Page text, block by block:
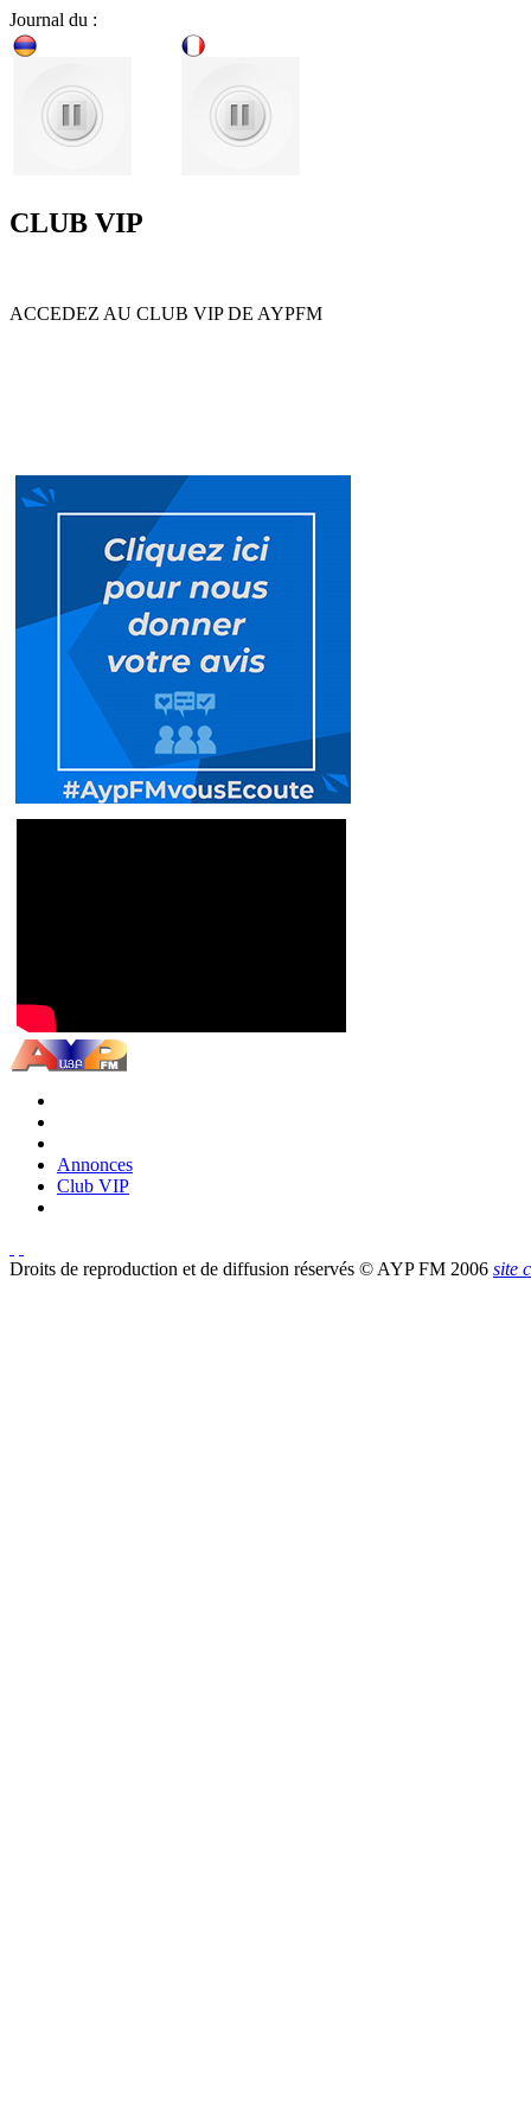
Journal du :
CLUB VIP
ACCEDEZ AU CLUB VIP DE AYPFM
Annonces
Club VIP
Droits de reproduction et de diffusion réservés © AYP FM 2006 site